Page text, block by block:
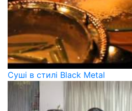
Суші в стилі Black Metal